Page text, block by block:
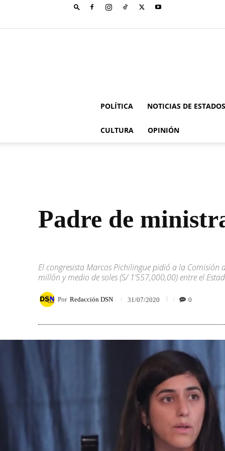
POLÍTICA NOTICIAS DE
CULTURA OPINIÓN
Padre de
El congresista Marcos Pichilingue pidió a la
millón y medio de soles (S/ 1’557,000,00) entre el
Por Redacción DSN 31/07/2020 0